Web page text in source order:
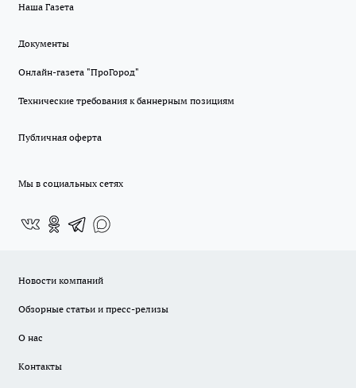
Наша Газета
Документы
Онлайн-газета "ПроГород"
Технические требования к баннерным позициям
Публичная оферта
Мы в социальных сетях
Новости компаний
Обзорные статьи и пресс-релизы
О нас
Контакты